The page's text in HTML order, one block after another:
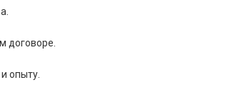
договоре.
опыту.